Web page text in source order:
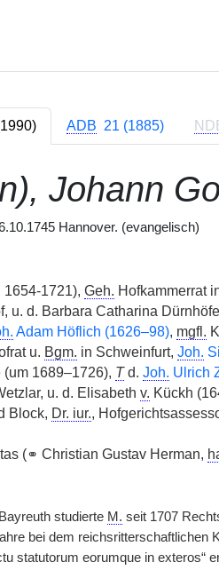
ADB 21 (1885)
Johann
Hannover. (evangelisch)
1721), Geh. Hofkammerrat
u. d. Barbara Catharina
Adam Höflich (1626–98), mgfl.
u. Bgm. in Schweinfurt, Joh.
1689–1726), Td. Joh. Ulrich
u. d. Elisabeth v. Kückh
Block, Dr. iur.,
(⚭ Christian Gustav Herman,
studierte M. seit 1707
bei dem reichsritterschaftlichen
statutorum eorumque in exteros“